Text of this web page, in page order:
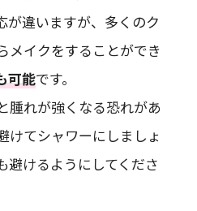
が違いますが、多くのク
メイクをすることができ
可能です。
腫れが強くなる恐れがあ
けてシャワーにしましょ
避けるようにしてくださ